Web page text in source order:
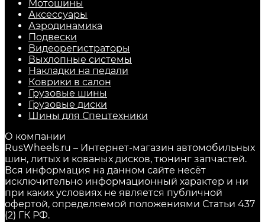
Мотошины
Аксессуары
Аэродинамика
Подвески
Видеорегистраторы
Выхлопные системы
Накладки на педали
Коврики в салон
Грузовые шины
Грузовые диски
Шины для Спецтехники
О компании
RusWheels.ru – Интернет-магазин автомобильных
шин, литых и кованых дисков, тюнинг запчастей.
Вся информация на данном сайте несёт
исключительно информационный характер и ни
при каких условиях не является публичной
офертой, определяемой положениями Статьи 437
(2) ГК РФ.